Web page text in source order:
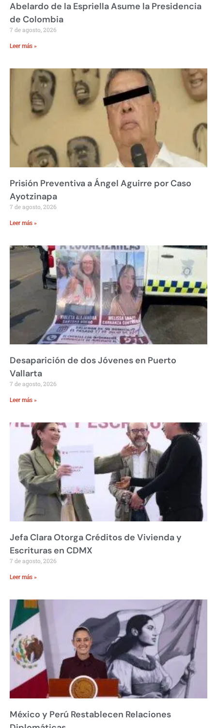
Abelardo de la Espriella Asume la Presidencia
de Colombia
7 de agosto, 2026
Leer más »
Prisión Preventiva a Ángel Aguirre por Caso
Ayotzinapa
7 de agosto, 2026
Leer más »
Desaparición de dos Jóvenes en Puerto
Vallarta
7 de agosto, 2026
Leer más »
Jefa Clara Otorga Créditos de Vivienda y
Escrituras en CDMX
7 de agosto, 2026
Leer más »
México y Perú Restablecen Relaciones